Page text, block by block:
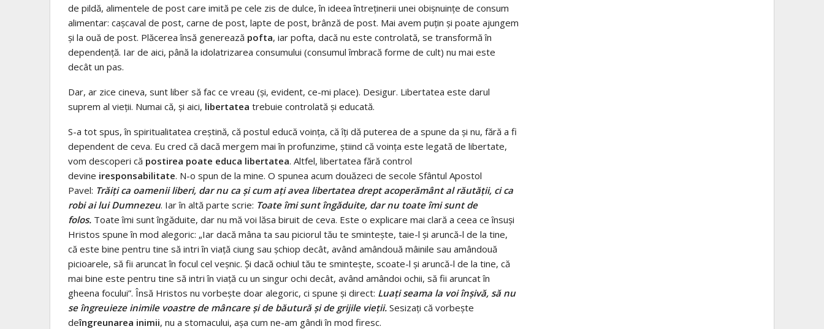
de pildă, alimentele de post care imită pe cele zis de dulce, în ideea întreţinerii unei obişnuinţe de consum
alimentar: caşcaval de post, carne de post, lapte de post, brânză de post. Mai avem puţin şi poate ajungem
şi la ouă de post. Plăcerea însă generează pofta, iar pofta, dacă nu este controlată, se transformă în
dependenţă. Iar de aici, până la idolatrizarea consumului (consumul îmbracă forme de cult) nu mai este
decât un pas.
Dar, ar zice cineva, sunt liber să fac ce vreau (şi, evident, ce-mi place). Desigur. Libertatea este darul
suprem al vieţii. Numai că, şi aici, libertatea trebuie controlată şi educată.
S-a tot spus, în spiritualitatea creştină, că postul educă voinţa, că îţi dă puterea de a spune da şi nu, fără a fi
dependent de ceva. Eu cred că dacă mergem mai în profunzime, ştiind că voinţa este legată de libertate,
vom descoperi că postirea poate educa libertatea. Altfel, libertatea fără control
devine iresponsabilitate. N-o spun de la mine. O spunea acum douăzeci de secole Sfântul Apostol
Pavel: Trăiţi ca oamenii liberi, dar nu ca şi cum aţi avea libertatea drept acoperământ al răutăţii, ci ca
robi ai lui Dumnezeu. Iar în altă parte scrie: Toate îmi sunt îngăduite, dar nu toate îmi sunt de
folos. Toate îmi sunt îngăduite, dar nu mă voi lăsa biruit de ceva. Este o explicare mai clară a ceea ce însuşi
Hristos spune în mod alegoric: „Iar dacă mâna ta sau piciorul tău te sminteşte, taie-l şi aruncă-l de la tine,
că este bine pentru tine să intri în viaţă ciung sau şchiop decât, având amândouă mâinile sau amândouă
picioarele, să fii aruncat în focul cel veşnic. Şi dacă ochiul tău te sminteşte, scoate-l şi aruncă-l de la tine, că
mai bine este pentru tine să intri în viaţă cu un singur ochi decât, având amândoi ochii, să fii aruncat în
gheena focului”. Însă Hristos nu vorbeşte doar alegoric, ci spune şi direct: Luaţi seama la voi înşivă, să nu
se îngreuieze inimile voastre de mâncare şi de băutură şi de grijile vieţii. Sesizaţi că vorbeşte
deîngreunarea inimii, nu a stomacului, aşa cum ne-am gândi în mod firesc.